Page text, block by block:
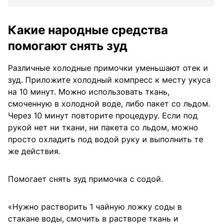
Какие народные средства
помогают снять зуд
Различные холодные примочки уменьшают отек и
зуд. Приложите холодный компресс к месту укуса
на 10 минут. Можно использовать ткань,
смоченную в холодной воде, либо пакет со льдом.
Через 10 минут повторите процедуру. Если под
рукой нет ни ткани, ни пакета со льдом, можно
просто охладить под водой руку и выполнить те
же действия.
Помогает снять зуд примочка с содой.
«Нужно растворить 1 чайную ложку соды в
стакане воды, смочить в растворе ткань и